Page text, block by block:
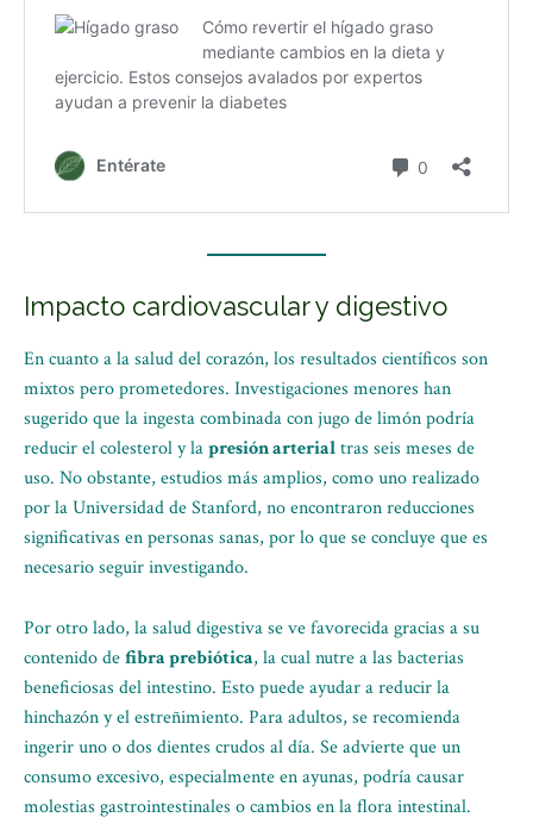
Impacto cardiovascular y digestivo
En cuanto a la salud del corazón, los resultados científicos son
mixtos pero prometedores. Investigaciones menores han
sugerido que la ingesta combinada con jugo de limón podría
reducir el colesterol y lapresión arterialtras seis meses de
uso. No obstante, estudios más amplios, como uno realizado
por la Universidad de Stanford, no encontraron reducciones
significativas en personas sanas, por lo que se concluye que es
necesario seguir investigando.
Por otro lado, la salud digestiva se ve favorecida gracias a su
contenido defibra prebiótica, la cual nutre a las bacterias
beneficiosas del intestino. Esto puede ayudar a reducir la
hinchazón y el estreñimiento. Para adultos, se recomienda
ingerir uno o dos dientes crudos al día. Se advierte que un
consumo excesivo, especialmente en ayunas, podría causar
molestias gastrointestinales o cambios en la flora intestinal.